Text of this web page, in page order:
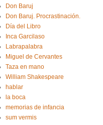
Don Baruj
Don Baruj. Procrastinación.
Día del Libro
Inca Garcilaso
Labrapalabra
Miguel de Cervantes
Taza en mano
William Shakespeare
hablar
la boca
memorias de infancia
sum vermis